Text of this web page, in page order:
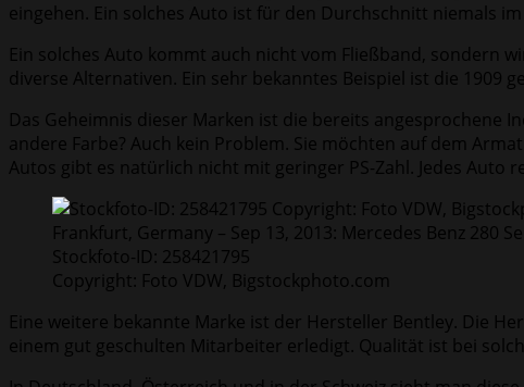
eingehen. Ein solches Auto ist für den Durchschnitt niemals
Ein solches Auto kommt auch nicht vom Fließband, sondern
diverse Alternativen. Ein sehr bekanntes Beispiel ist die 1909
Das Geheimnis dieser Marken ist die bereits angesprochene
andere Farbe? Auch kein Problem. Sie möchten auf dem
Autos gibt es natürlich nicht mit geringer PS-Zahl. Jedes Auto
Frankfurt, Germany – Sep 13, 2013: Mercedes Benz 280
Stockfoto-ID: 258421795
Copyright: Foto VDW, Bigstockphoto.com
Eine weitere bekannte Marke ist der Hersteller Bentley. Die
einem gut geschulten Mitarbeiter erledigt. Qualität ist bei